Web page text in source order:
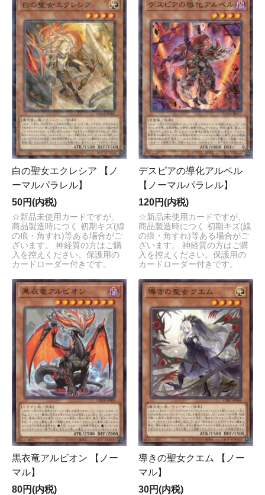
白の聖女エクレシア 【ノ
ーマルパラレル】
50円(内税)
☆新品未使用カードですが、
商品製造時につく 初期キズ(線
の痕・角すれ)等ある場合がご
ざいます。 神経質の方はご購
入を控えください。保護用の
カードローダー付きです。
デスピアの導化アルベル
【ノーマルパラレル】
120円(内税)
☆新品未使用カードですが、
商品製造時につく 初期キズ(線
の痕・角すれ)等ある場合がご
ざいます。 神経質の方はご購
入を控えください。保護用の
カードローダー付きです。
黒衣竜アルビオン 【ノー
マル】
80円(内税)
導きの聖女クエム 【ノー
マル】
30円(内税)